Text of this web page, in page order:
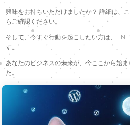
興味をお持ちいただけましたか？ 詳細は、
らご確認ください。
そして、今すぐ行動を起こしたい方は、
す。
あなたのビジネスの未来が、今ここから始
た。